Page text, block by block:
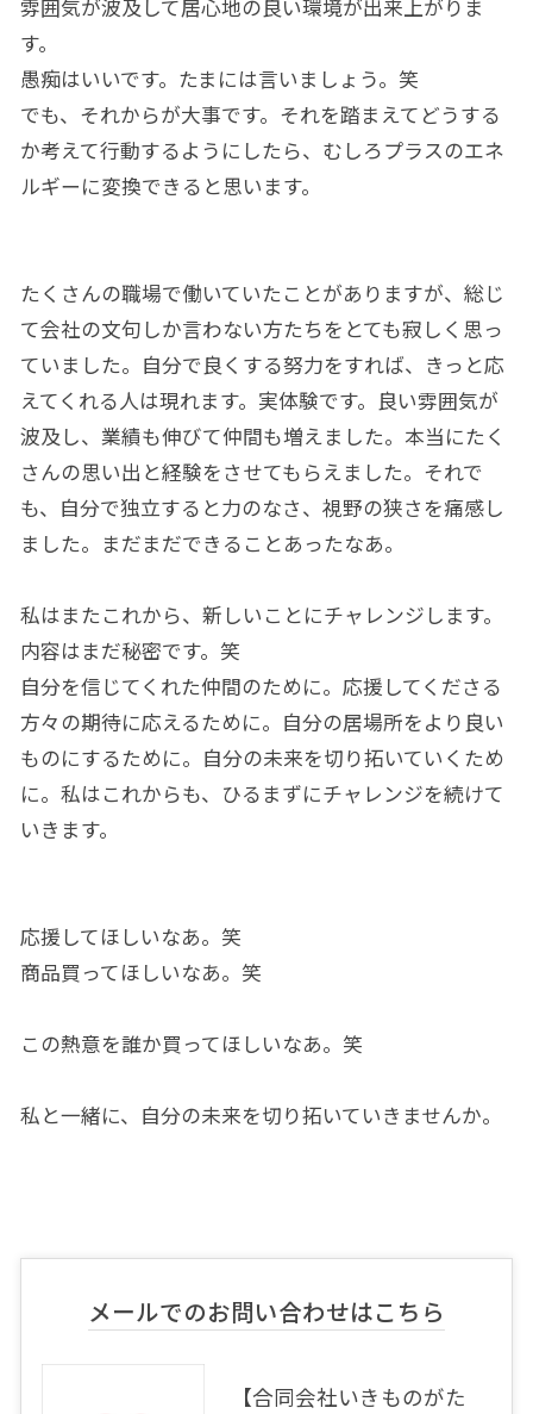
雰囲気が波及して居心地の良い環境が出来上がりま
す。
愚痴はいいです。たまには言いましょう。笑
でも、それからが大事です。それを踏まえてどうする
か考えて行動するようにしたら、むしろプラスのエネ
ルギーに変換できると思います。
たくさんの職場で働いていたことがありますが、総じ
て会社の文句しか言わない方たちをとても寂しく思っ
ていました。自分で良くする努力をすれば、きっと応
えてくれる人は現れます。実体験です。良い雰囲気が
波及し、業績も伸びて仲間も増えました。本当にたく
さんの思い出と経験をさせてもらえました。それで
も、自分で独立すると力のなさ、視野の狭さを痛感し
ました。まだまだできることあったなあ。
私はまたこれから、新しいことにチャレンジします。
内容はまだ秘密です。笑
自分を信じてくれた仲間のために。応援してくださる
方々の期待に応えるために。自分の居場所をより良い
ものにするために。自分の未来を切り拓いていくため
に。私はこれからも、ひるまずにチャレンジを続けて
いきます。
応援してほしいなあ。笑
商品買ってほしいなあ。笑
この熱意を誰か買ってほしいなあ。笑
私と一緒に、自分の未来を切り拓いていきませんか。
メールでのお問い合わせはこちら
【合同会社いきものがた